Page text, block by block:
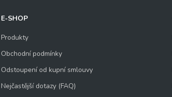
E-SHOP
Produkty
Obchodní podmínky
Odstoupení od kupní smlouvy
Nejčastější dotazy (FAQ)